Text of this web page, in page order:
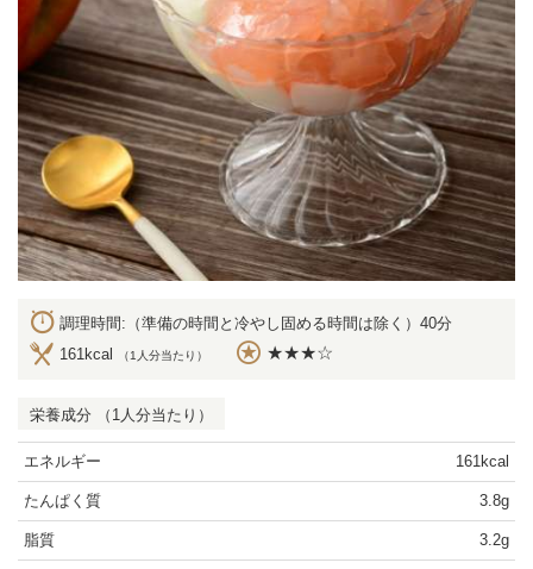
調理時間:（準備の時間と冷やし固める時間は除く）40分
161kcal
（1人分当たり） ★★★☆
栄養成分 （1人分当たり）
エネルギー 161kcal
たんぱく質 3.8g
脂質 3.2g